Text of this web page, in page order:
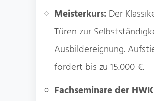
Meisterkurs: Der
Türen zur
Ausbildereignung.
fördert bis zu 15.000 €.
Fachseminare der